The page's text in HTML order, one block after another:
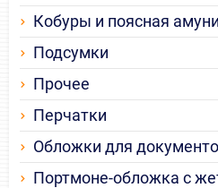
Кобуры и поясная
Подсумки
Прочее
Перчатки
Обложки для
Портмоне-обложка с